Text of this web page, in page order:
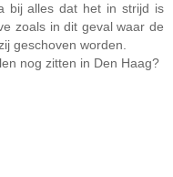
bij alles dat het in strijd is
zoals in dit geval waar de
geschoven worden.
nog zitten in Den Haag?